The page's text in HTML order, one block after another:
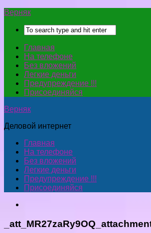
Верняк
Главная
На телефоне
Без вложений
Легкие деньги
Предупреждение !!!
Присоединяйся
Верняк
Деловой интернет
Главная
На телефоне
Без вложений
Легкие деньги
Предупреждение !!!
Присоединяйся